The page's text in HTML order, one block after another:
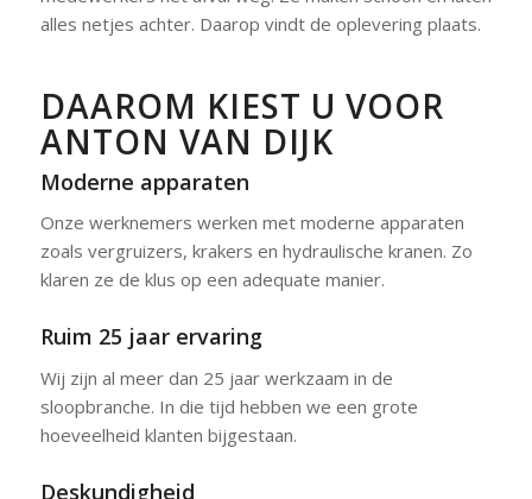
alles netjes achter. Daarop vindt de oplevering plaats.
DAAROM KIEST U VOOR
ANTON VAN DIJK
Moderne apparaten
Onze werknemers werken met moderne apparaten
zoals vergruizers, krakers en hydraulische kranen. Zo
klaren ze de klus op een adequate manier.
Ruim 25 jaar ervaring
Wij zijn al meer dan 25 jaar werkzaam in de
sloopbranche. In die tijd hebben we een grote
hoeveelheid klanten bijgestaan.
Deskundigheid